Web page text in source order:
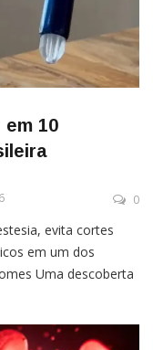
10
0
evita cortes
em um dos
Uma descoberta
nos Estados Unidos,